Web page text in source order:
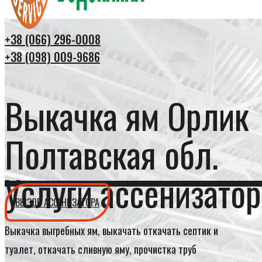
+38 (066) 296-0008
+38 (098) 009-9686
Выкачка ям Орлик
Полтавская обл.
Услуги
ВЫЗОВ АССЕНИЗАТОРА
Выкачка выгребных ям, выкачать откачать септик и
туалет, откачать сливную яму, прочистка труб